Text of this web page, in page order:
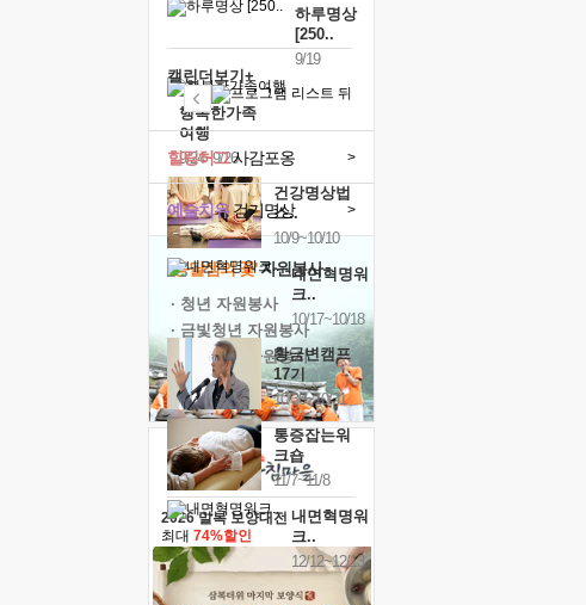
하루명상
[250..
9/19
행복한가족
여행
9/24~9/26
건강명상법
스..
10/9~10/10
내면혁명워
크..
10/17~10/18
황금변캠프
17기
10/30~10/31
통증잡는워
크숍
11/7~11/8
내면혁명워
크..
12/12~12/13
캘린더보기+
예술치유걷기명상 >
힐링허그사감포옹 >
'옹달샘의 꽃'자원봉사
· 청년 자원봉사
· 금빛청년 자원봉사
· 음식연구 자원봉사
2026 말복 보양대전
최대 74%할인